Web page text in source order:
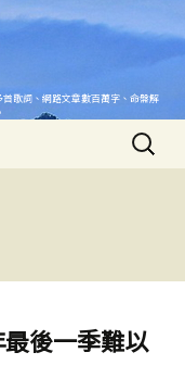
歌詞、網路文章數百萬字、命盤解
搜
尋
後一季難以